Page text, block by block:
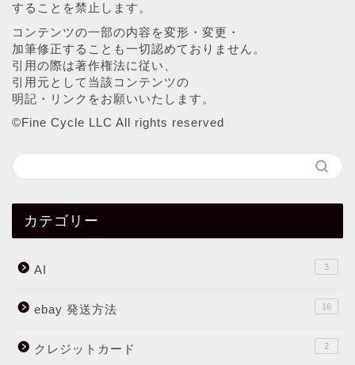
することを禁止します。
コンテンツの一部の内容を変形・変更・
加筆修正することも一切認めておりません。
引用の際は著作権法に従い、
引用元として当該コンテンツの
明記・リンクをお願いいたします。
©︎Fine Cycle LLC All rights reserved
カテゴリー
AI 3
ebay 発送方法 16
クレジットカード 2